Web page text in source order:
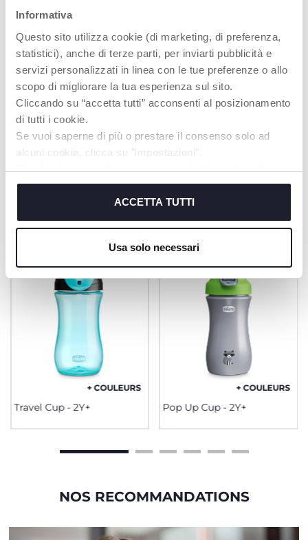
Informativa
Questo sito utilizza cookie (di marketing, di preferenza,
statistici), anche di terze parti, per inviarti pubblicità e
servizi personalizzati in linea con le tue preferenze o allo
scopo di migliorare la tua esperienza sul sito.
Cliccando su “accetta tutti” acconsenti al posizionamento
di tutti i cookie.
Se vuoi saperne di più o prestare il consenso solo ad
alcuni cookie, clicca su "impostazioni".
Chiudendo questo banner acconsenti all’uso dei soli
cookie tecnici, indispensabili per fruire del servizio
ACCETTA TUTTI
Usa solo necessari
CLIP
La paille reste
toujours propre !
FACILE
Aucune fuite
PRODUITS POUVANT VOUS
+ COULEURS
Travel Cup - 2Y+
+ COULEURS
Pop Up Cup - 2Y+
NOS RECOMMANDATIONS